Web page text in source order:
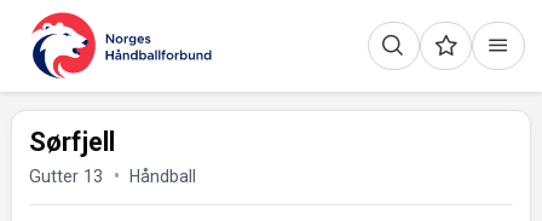
Sørfjell
Gutter 13 Håndball